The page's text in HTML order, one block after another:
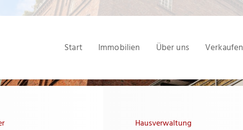
Start Immobilien Über uns Verkaufen
Hausverwaltung